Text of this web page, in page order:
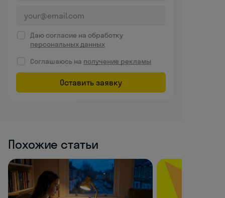
Даю согласие на обработку
персональных данных
Соглашаюсь на получение рекламы
Оставить заявку
Похожие статьи